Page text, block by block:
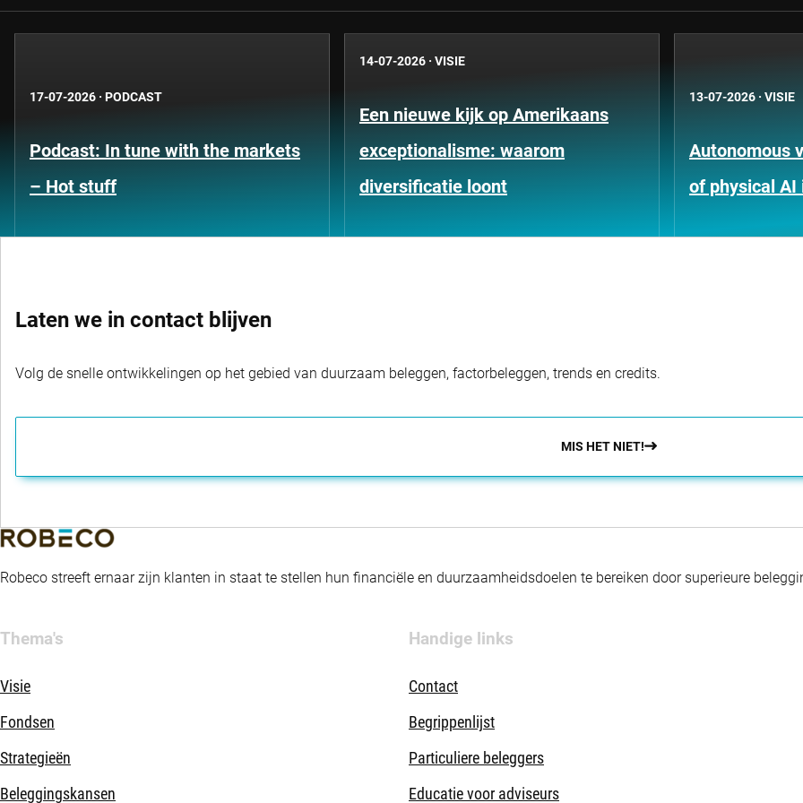
17-07-2026 · PODCAST
Podcast: In tune with the markets
– Hot stuff
14-07-2026 · VISIE
Een nieuwe kijk op Amerikaans
exceptionalisme: waarom
diversificatie loont
13-07-2026 · VISIE
Autonomous
of physical
Laten we in contact blijven
Volg de snelle ontwikkelingen op het gebied van duurzaam beleggen, factorbeleggen, trends en credits.
MIS HET NIET!
Robeco streeft ernaar zijn klanten in staat te stellen hun financiële en duurzaamheidsdoelen te bereiken door superieure
Thema's
Visie
Fondsen
Strategieën
Beleggingskansen
Handige links
Contact
Begrippenlijst
Particuliere beleggers
Educatie voor adviseurs